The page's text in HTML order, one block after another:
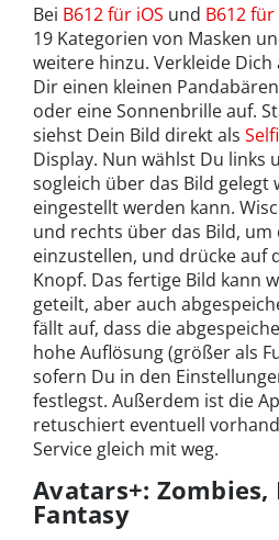
Bei B612 für iOS und B612
19 Kategorien von Masken
weitere hinzu. Verkleide Dich
Dir einen kleinen
oder eine Sonnenbrille auf.
siehst Dein Bild direkt als
Display. Nun wählst Du links
sogleich über das Bild gelegt
eingestellt werden kann.
und rechts über das Bild,
einzustellen, und drücke auf
Knopf. Das fertige Bild kann
geteilt, aber auch
fällt auf, dass die
hohe Auflösung (größer als
sofern Du in den
festlegst. Außerdem ist die
retuschiert eventuell
Service gleich mit weg.
Avatars+:
Fantasy